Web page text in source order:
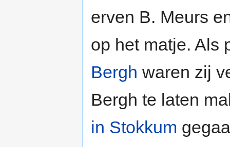
erven B. Meurs
op het matje. Als
Bergh waren zij
Bergh te laten
in Stokkum